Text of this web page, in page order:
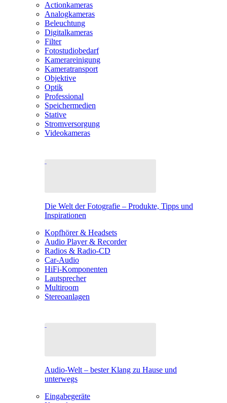
Actionkameras
Analogkameras
Beleuchtung
Digitalkameras
Filter
Fotostudiobedarf
Kamerareinigung
Kameratransport
Objektive
Optik
Professional
Speichermedien
Stative
Stromversorgung
Videokameras
Die Welt der Fotografie – Produkte, Tipps und
Inspirationen
Kopfhörer & Headsets
Audio Player & Recorder
Radios & Radio-CD
Car-Audio
HiFi-Komponenten
Lautsprecher
Multiroom
Stereoanlagen
Audio-Welt – bester Klang zu Hause und
unterwegs
Eingabegeräte